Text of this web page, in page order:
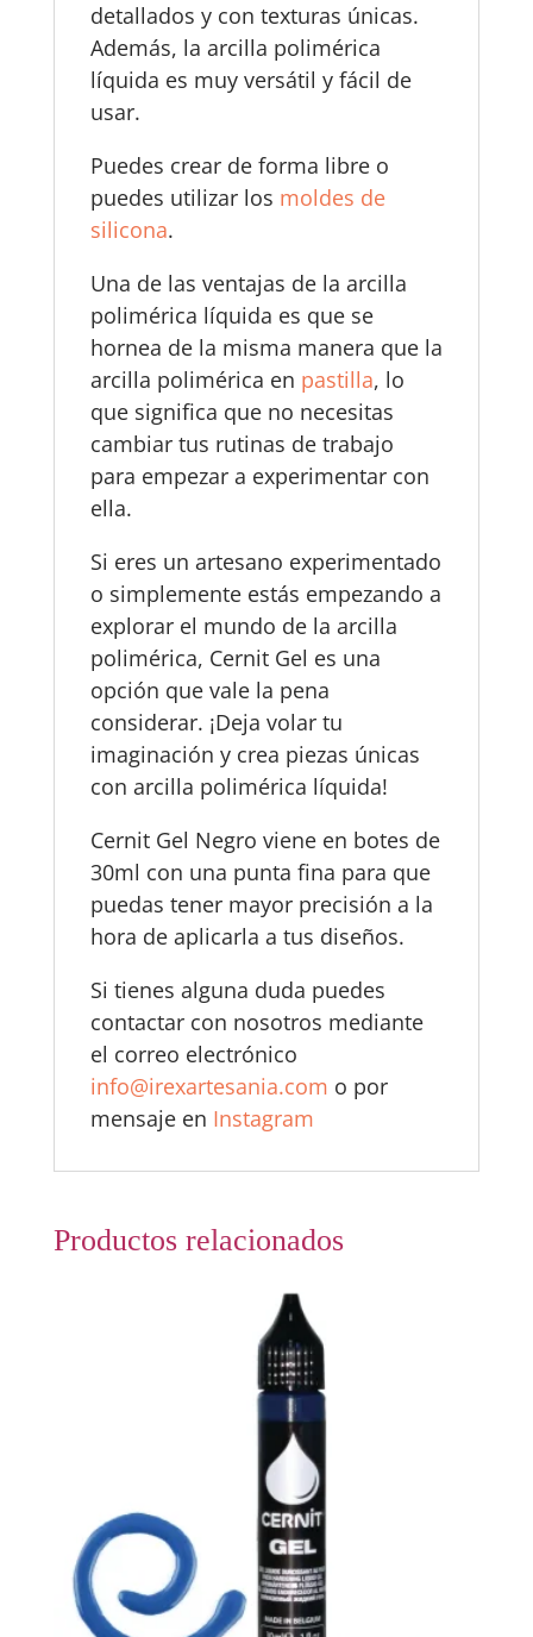
detallados y con texturas únicas.
Además, la arcilla polimérica
líquida es muy versátil y fácil de
usar.
Puedes crear de forma libre o
puedes utilizar los moldes de
silicona.
Una de las ventajas de la arcilla
polimérica líquida es que se
hornea de la misma manera que la
arcilla polimérica en pastilla, lo
que significa que no necesitas
cambiar tus rutinas de trabajo
para empezar a experimentar con
ella.
Si eres un artesano experimentado
o simplemente estás empezando a
explorar el mundo de la arcilla
polimérica, Cernit Gel es una
opción que vale la pena
considerar. ¡Deja volar tu
imaginación y crea piezas únicas
con arcilla polimérica líquida!
Cernit Gel Negro viene en botes de
30ml con una punta fina para que
puedas tener mayor precisión a la
hora de aplicarla a tus diseños.
Si tienes alguna duda puedes
contactar con nosotros mediante
el correo electrónico
info@irexartesania.com o por
mensaje en Instagram
Productos relacionados